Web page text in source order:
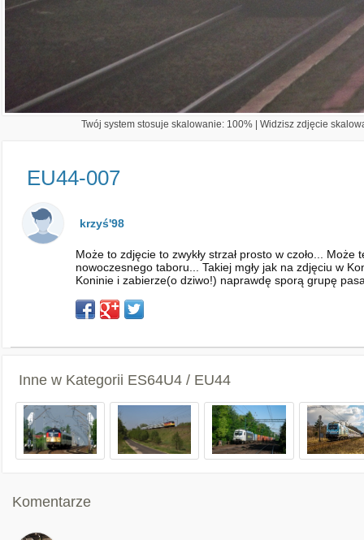
Twój system stosuje skalowanie: 100% | Widzisz zdjęcie
EU44-007
krzyś'98
Może to zdjęcie to zwykły strzał prosto w czoło...
nowoczesnego taboru... Takiej mgły jak na zdjęciu w
Koninie i zabierze(o dziwo!) naprawdę sporą grupę
Inne w Kategorii ES64U4 / EU44
Komentarze